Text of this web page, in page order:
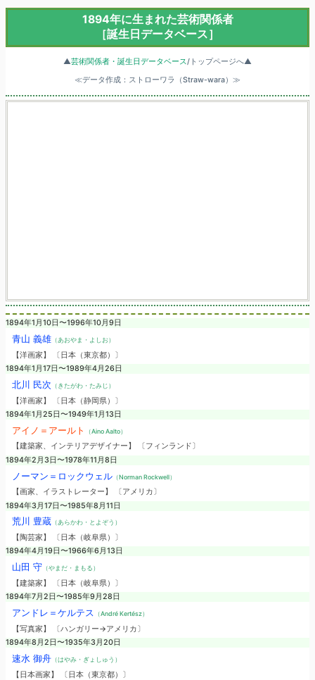
1894年に生まれた芸術関係者
［誕生日データベース］
▲芸術関係者・誕生日データベース/トップページへ▲
≪データ作成：ストローワラ（Straw-wara）≫
1894年1月10日〜1996年10月9日
青山 義雄（あおやま・よしお）
【洋画家】 〔日本（東京都）〕
1894年1月17日〜1989年4月26日
北川 民次 （きたがわ・たみじ）
【洋画家】 〔日本（静岡県）〕
1894年1月25日〜1949年1月13日
アイノ＝アールト （Aino Aalto）
【建築家、インテリアデザイナー】 〔フィンランド〕
1894年2月3日〜1978年11月8日
ノーマン＝ロックウェル（Norman Rockwell）
【画家、イラストレーター】 〔アメリカ〕
1894年3月17日〜1985年8月11日
荒川 豊蔵（あらかわ・とよぞう）
【陶芸家】 〔日本（岐阜県）〕
1894年4月19日〜1966年6月13日
山田 守（やまだ・まもる）
【建築家】 〔日本（岐阜県）〕
1894年7月2日〜1985年9月28日
アンドレ＝ケルテス （André Kertész）
【写真家】 〔ハンガリー→アメリカ〕
1894年8月2日〜1935年3月20日
速水 御舟（はやみ・ぎょしゅう）
【日本画家】 〔日本（東京都）〕